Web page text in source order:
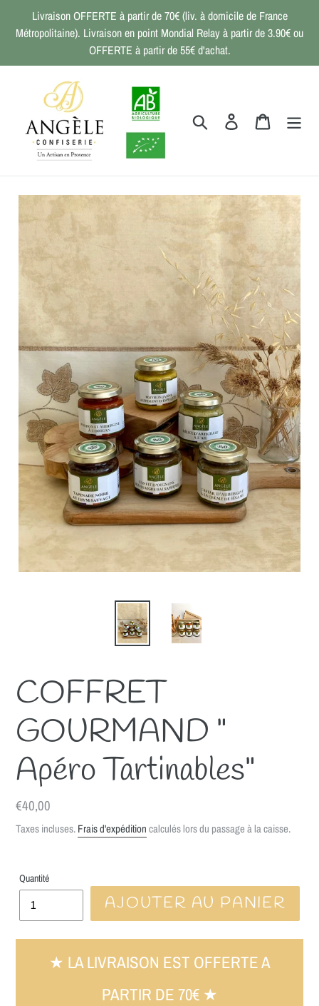
contenu
Livraison OFFERTE à partir de 70€ (liv. à domicile de France
Métropolitaine). Livraison en point Mondial Relay à partir de 3.90€ ou
OFFERTE à partir de 55€ d'achat.
RechercherSe connecter
Panier
COFFRET
GOURMAND "
Apéro Tartinables"
Prix
normal
€40,00
Taxes incluses.Frais d'expéditioncalculés lors du passage à la caisse.
Quantité
AJOUTER AU PANIER
★ LA LIVRAISON EST OFFERTE A
PARTIR DE 70€ ★